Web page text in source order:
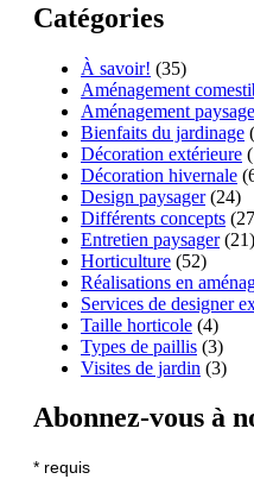
Catégories
À savoir! (35)
Aménagement
Aménagement
Bienfaits du jardinage
Décoration extérieure
Décoration hivernale
Design paysager(24)
Différents concepts
Entretien paysager(21)
Horticulture (52)
Réalisations en
Services de designer
Taille horticole (4)
Types de paillis (3)
Visites de jardin (3)
Abonnez-vous à
* requis